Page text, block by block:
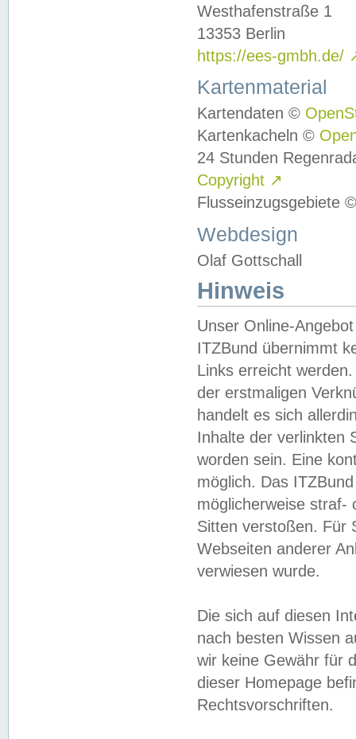
Westhafenstraße 1
13353 Berlin
https://ees-gmbh.de/
Kartenmaterial
Kartendaten ©
Kartenkacheln ©
24 Stunden
Copyright ↗
Flusseinzugsgebiete
Webdesign
Olaf Gottschall
Hinweis
Unser Online-
ITZBund übernimmt
Links erreicht
der erstmaligen
handelt es sich
Inhalte der verlinkten
worden sein. Eine
möglich. Das
möglicherweise straf-
Sitten verstoßen. Für
Webseiten anderer
verwiesen wurde.
Die sich auf diesen
nach besten Wissen
wir keine Gewähr für
dieser Homepage
Rechtsvorschriften.